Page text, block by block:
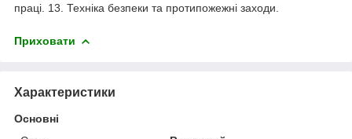
праці. 13. Техніка безпеки та протипожежні заходи.
Приховати
Характеристики
Основні